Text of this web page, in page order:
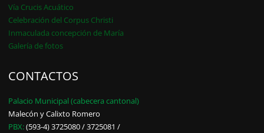
Vía Crucis Acuático
Celebración del Corpus Christi
Inmaculada concepción de María
Galería de fotos
CONTACTOS
Palacio Municipal (cabecera cantonal)
Malecón y Calixto Romero
PBX:(593-4) 3725080 / 3725081 /